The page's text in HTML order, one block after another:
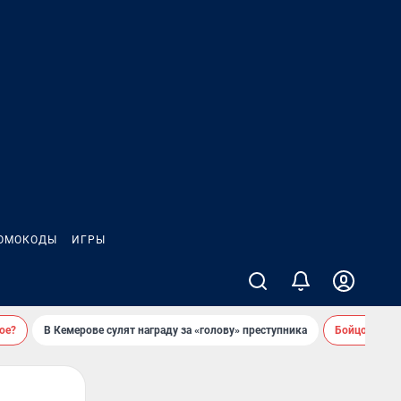
ИГРЫ
В Кемерове сулят награду за «голову» преступника Бойцовский